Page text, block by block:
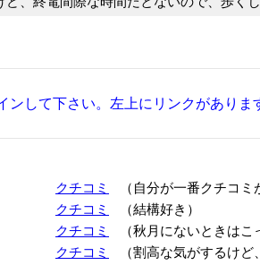
ンして下さい。左上にリンクがありま
クチコミ
（自分が一番クチコミ
クチコミ
（結構好き）
クチコミ
（秋月にないときはこ
クチコミ
（割高な気がするけど